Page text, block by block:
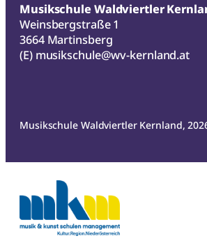
Musikschule Waldviertler
Weinsbergstraße 1
3664 Martinsberg
(E) musikschule@wv-kernland.at
Musikschule Waldviertler Kernland,